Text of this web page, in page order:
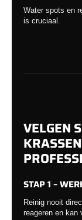
Water spots en
is cruciaal.
VELGEN
STAP 1 –
Reinig nooit
reageren en kan